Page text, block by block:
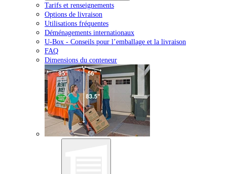
Tarifs et renseignements
Options de livraison
Utilisations fréquentes
Déménagements internationaux
U-Box - Conseils pour l’emballage et la livraison
FAQ
Dimensions du conteneur